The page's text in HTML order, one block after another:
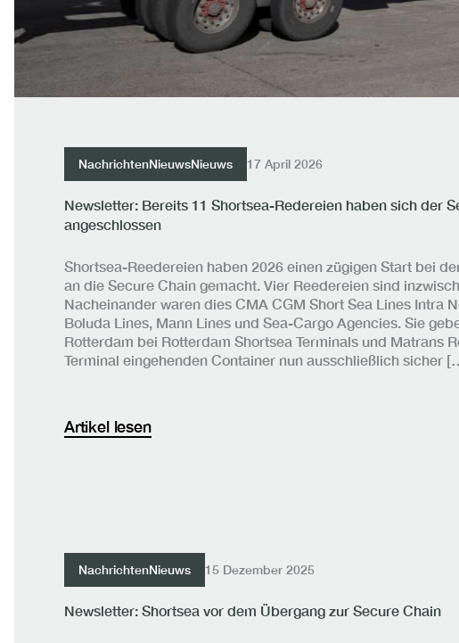
NachrichtenNieuwsNieuws 17 April 2026
Newsletter: Bereits 11 Shortsea-Redereien haben sich der
angeschlossen
Shortsea-Reedereien haben 2026 einen zügigen Start bei
an die Secure Chain gemacht. Vier Reedereien sind
Nacheinander waren dies CMA CGM Short Sea Lines Intra
Boluda Lines, Mann Lines und Sea-Cargo Agencies. Sie
Rotterdam bei Rotterdam Shortsea Terminals und Matrans
Terminal eingehenden Container nun ausschließlich sicher
Artikel lesen
NachrichtenNieuws 15 Dezember 2025
Newsletter: Shortsea vor dem Übergang zur Secure Chain